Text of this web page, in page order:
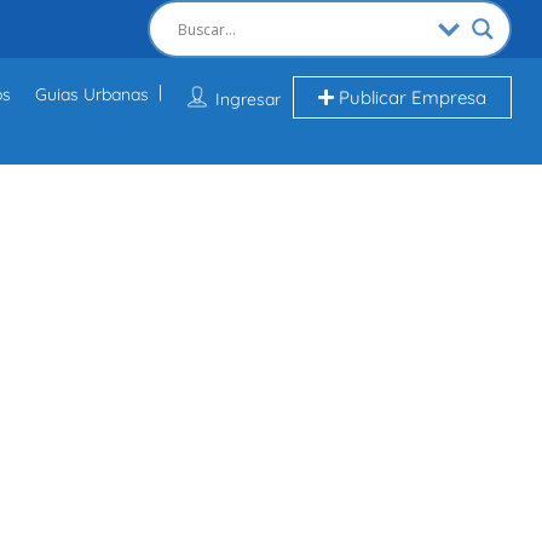
Ingresar Publicar Empresa
Guias Urbanas